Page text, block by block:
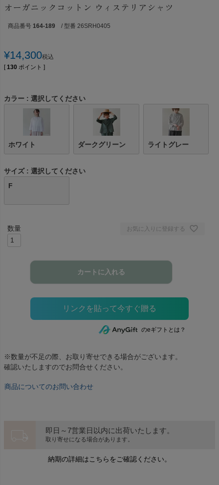
オーガニックコットン ウィステリアシャツ
商品番号 164-189 / 型番 26SRH0405
¥14,300税込
[ 130 ポイント ]
カラー 選択してください
ホワイト ダークグリーン ライトグレー
サイズ
選択してください
F
お気に入りに登録する
カートに入れる
のeギフトとは？
※数量が不足の際、お取り寄せできる場合がございます。
確認いたしますのでお問合せください。
商品についてのお問い合わせ
即日～7営業日以内に出荷いたします。
取り寄せになる場合があります。
納期の詳細はこちらをご確認ください。